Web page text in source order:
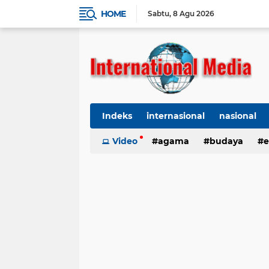
HOME Sabtu 8 Agu 2026
Indeks internasional nasional
Ekbis TNI-Polri Organisasi
Video agama budaya